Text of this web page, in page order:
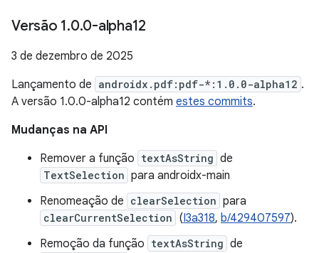
Versão 1.0.0-alpha12
3 de dezembro de 2025
Lançamento de androidx.pdf:pdf-*:1.0.0-alpha12 .
A versão 1.0.0-alpha12 contém estes commits.
Mudanças na API
Remover a função textAsString de
TextSelection para androidx-main
Renomeação de clearSelection para
clearCurrentSelection (I3a318, b/429407597).
Remoção da função textAsString de